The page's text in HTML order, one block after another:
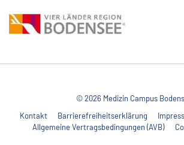
© 2026 Medizin Campus
Kontakt
Barrierefreiheitserklärung
Allgemeine Vertragsbedingungen (AVB)